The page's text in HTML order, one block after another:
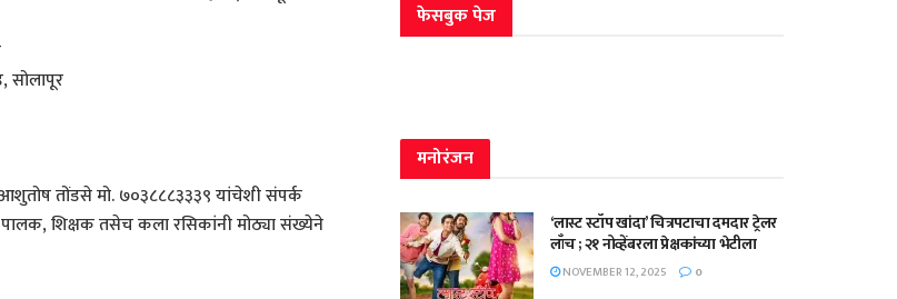
सोलापूर
तोंडसे मो. ७०३८८८३३३९ यांचेशी संपर्क
शिक्षक तसेच कला रसिकांनी मोठ्या संख्येने
फेसबुक पेज
मनोरंजन
‘लास्ट स्टॉप खांदा’ चित्रपटाचा दमदार ट्रेलर
लाँच ; २१ नोव्हेंबरला प्रेक्षकांच्या भेटीला
NOVEMBER 12, 2025 0